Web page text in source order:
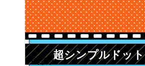
#背景超シンプルドット